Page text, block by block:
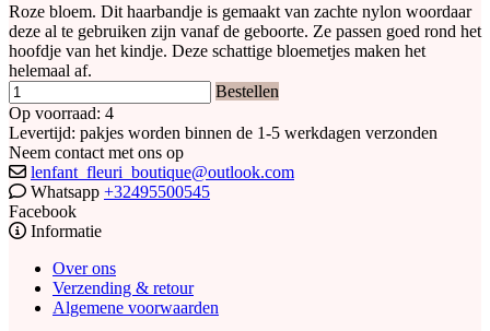
Roze bloem. Dit haarbandje is gemaakt van zachte nylon woordaar
deze al te gebruiken zijn vanaf de geboorte. Ze passen goed rond het
hoofdje van het kindje. Deze schattige bloemetjes maken het
helemaal af.
Bestellen
Op voorraad: 4
Levertijd: pakjes worden binnen de 1-5 werkdagen verzonden
Neem contact met ons op
lenfant_fleuri_boutique@outlook.com
Whatsapp +32495500545
Facebook
Informatie
Over ons
Verzending & retour
Algemene voorwaarden